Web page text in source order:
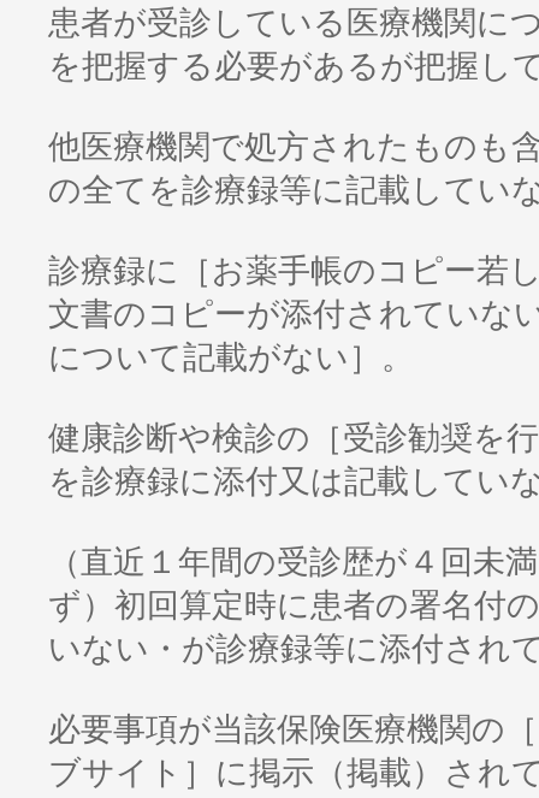
患者が受診している医療機関に
を把握する必要があるが把握し
他医療機関で処方されたものも
の全てを診療録等に記載してい
診療録に［お薬手帳のコピー若
文書のコピーが添付されていな
について記載がない］。
健康診断や検診の［受診勧奨を
を診療録に添付又は記載してい
（直近１年間の受診歴が４回未
ず）初回算定時に患者の署名付
いない・が診療録等に添付され
必要事項が当該保険医療機関の
ブサイト］に掲示（掲載）され